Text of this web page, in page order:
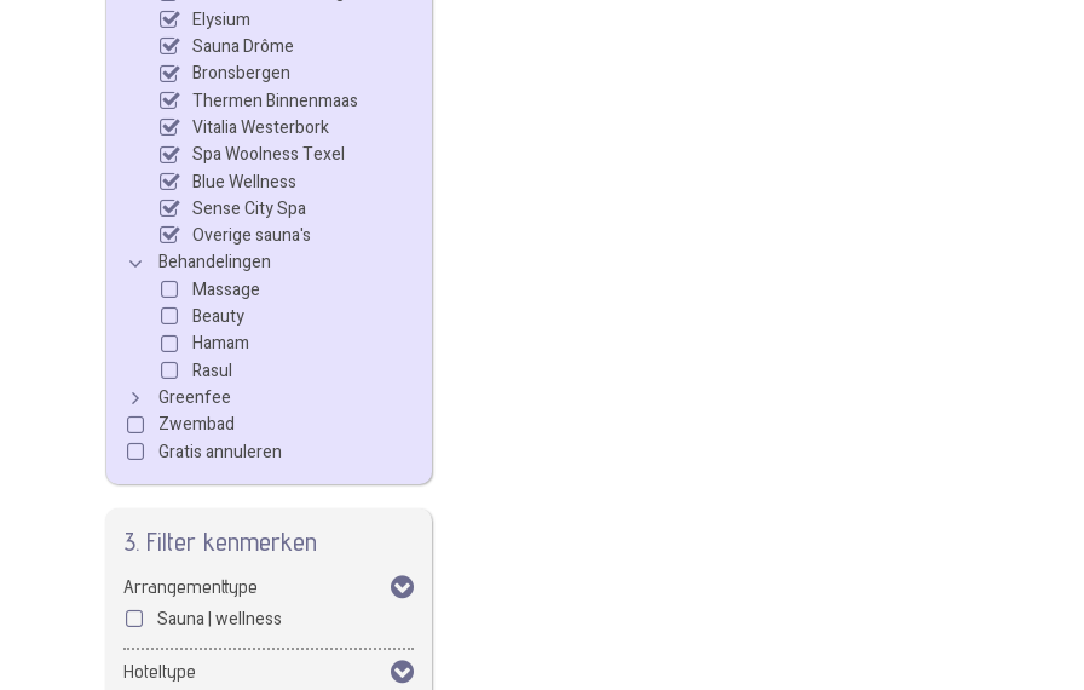
Elysium
Sauna Drôme
Bronsbergen
Thermen Binnenmaas
Vitalia Westerbork
Spa Woolness Texel
Blue Wellness
Sense City Spa
Overige sauna's
Behandelingen
Massage
Beauty
Hamam
Rasul
Greenfee
Zwembad
Gratis annuleren
3. Filter kenmerken
Arrangementtype
Sauna | wellness
Hoteltype